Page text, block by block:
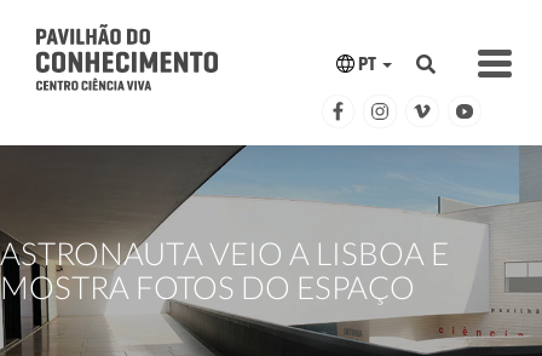
PT
ASTRONAUTA VEIO A LISBOA E
MOSTRA FOTOS DO ESPAÇO